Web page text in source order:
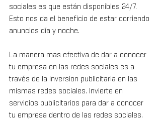
sociales es que están disponibles 24/7.
Esto nos da el beneficio de estar corriendo
anuncios día y noche.
La manera mas efectiva de dar a conocer
tu empresa en las redes sociales es a
través de la inversion publicitaria en las
mismas redes sociales. Invierte en
servicios publicitarios para dar a conocer
tu empresa dentro de las redes sociales.